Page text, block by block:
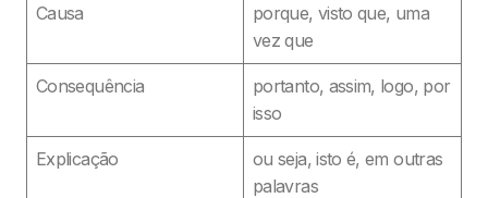
Causa
porque, visto que, uma
vez que
Consequência
portanto, assim, logo, por
isso
Explicação
ou seja, isto é, em outras
palavras